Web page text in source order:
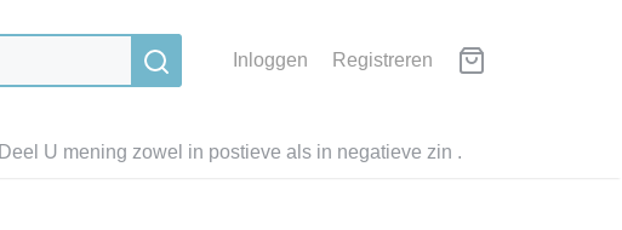
Inloggen Registreren
Deel U mening zowel in postieve als in negatieve zin .